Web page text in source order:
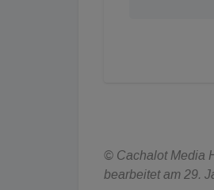
© Cachalot Media
bearbeitet am 29.